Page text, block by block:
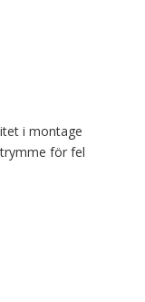
i montage
för fel